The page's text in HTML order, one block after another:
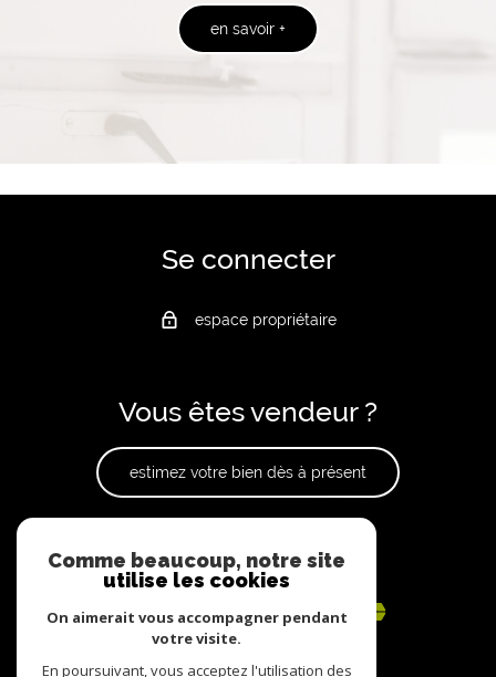
en savoir +
Se connecter
espace propriétaire
Vous êtes vendeur ?
estimez votre bien dès à présent
Adhérents
Comme beaucoup, notre site
utilise les cookies
On aimerait vous accompagner pendant
votre visite.
En poursuivant, vous acceptez l'utilisation des